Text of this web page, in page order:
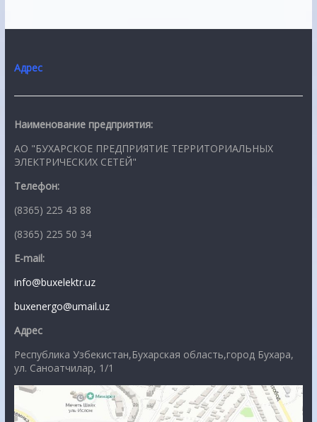
Адрес
Наименование предприятия:
АО "БУХАРСКОЕ ПРЕДПРИЯТИЕ ТЕРРИТОРИАЛЬНЫХ
ЭЛЕКТРИЧЕСКИХ СЕТЕЙ"
Телефон:
(8365) 225 43 88
(8365) 225 50 34
E-mail:
info@buxelektr.uz
buxenergo@umail.uz
Адрес
Республика Узбекистан,Бухарская область,город Бухара,
ул. Саноатчилар, 1/1